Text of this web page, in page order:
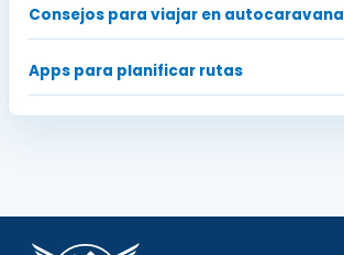
Consejos para viajar en autocaravana
Apps para planificar rutas